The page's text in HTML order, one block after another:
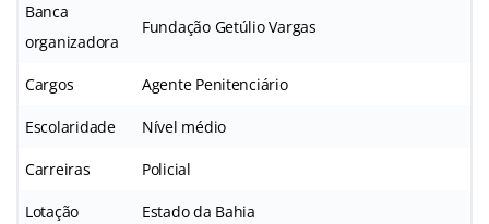
Banca
organizadora
Fundação Getúlio Vargas
Cargos Agente Penitenciário
Escolaridade Nível médio
Carreiras Policial
Lotação Estado da Bahia